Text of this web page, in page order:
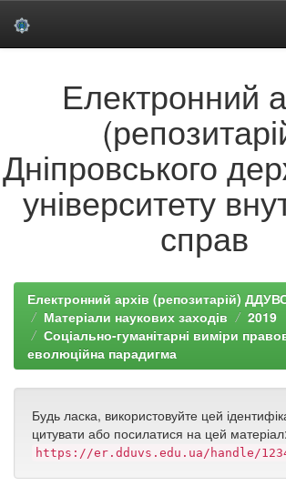
Електронний
Дніпровського
університету
справ
Електронний архів (репозитарій)
Матеріали наукових заходів
2019
Соціально-гуманітарні виміри
еволюційна парадигма
Будь ласка, використовуйте цей
цитувати або посилатися на цей матеріал:
https://er.dduvs.edu.ua/handle/